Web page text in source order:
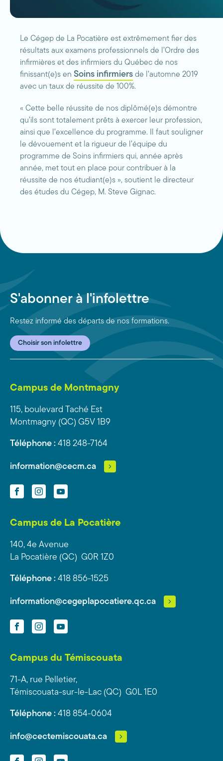
Le Cégep de La Pocatière est extrêmement fier des
résultats aux examens professionnels de l’Ordre des
infirmières et des infirmiers du Québec de nos
finissant(e)s en Soins infirmiers de l’automne 2019
avec un taux de réussite de 100%.
« Cette belle réussite de nos diplômé(e)s démontre
qu’ils sont totalement prêts à exercer leur profession,
ainsi que l’excellence du programme. Il faut souligner
le dévouement et la rigueur de l’équipe du
programme de Soins infirmiers qui, année après
année, met tout en place pour contribuer à la
réussite de nos étudiant(e)s », soutient le directeur
des études du Cégep, M. Steve Gignac.
S'abonner à l'infolettre
Restez informé des départs de nos formations.
Choisir son infolettre
Campus de Montmagny
115, boulevard Taché Est
Montmagny (QC) G5V 1B9
Téléphone : 418 248-7164
information@cecm.ca
FacebookInstagramYouTube
Campus de La Pocatière
140, 4e Avenue
La Pocatière (QC) G0R 1Z0
Téléphone : 418 856-1525
information@cegeplapocatiere.qc.ca
FacebookInstagramYouTube
Campus du Témiscouata
71-A, rue Pelletier,
Témiscouata-sur-le-Lac (QC) G0L 1E0
Téléphone : 418 854-0604
info@cectemiscouata.ca
FacebookInstagramYouTube